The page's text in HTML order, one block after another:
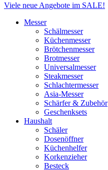
Close
Viele neue Angebote im SALE!
Messer
Schälmesser
Küchenmesser
Brötchenmesser
Brotmesser
Universalmesser
Steakmesser
Schlachtermesser
Asia-Messer
Schärfer & Zubehör
Geschenksets
Haushalt
Schäler
Dosenöffner
Küchenhelfer
Korkenzieher
Besteck